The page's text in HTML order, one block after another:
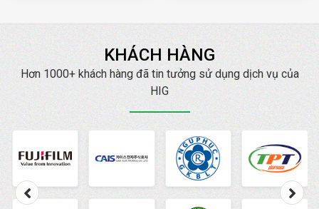
trải nghiệm người dùng
website của mình. Hiện
dài. Tuy nhiên, một
mang đến cho bạn
những lợi ích tuyệt vời
chuẩn SEO
, chuyên
nghiệp, uy tín hàng đầu.
KHÁCH HÀNG
Hơn 1000+ khách hàng đã tin tưởng sử dụng dịch vụ của
HIG